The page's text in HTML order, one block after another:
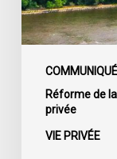
Réforme de
privée
VIE PRIVÉE
à
soumettre
partis